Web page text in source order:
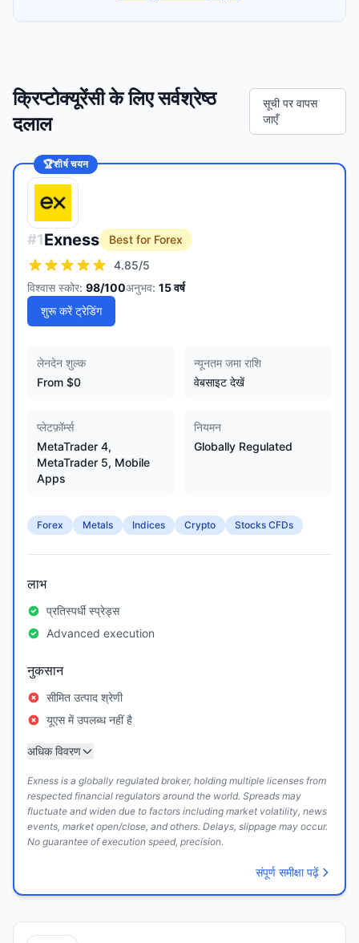
क्रिप्टोक्यूरेंसी के लिए सर्वश्रेष्ठ
दलाल
सूची पर वापस
जाएँ
🏆शीर्ष चयन
#1Exness
Best for Forex
4.85/5
विश्वास स्कोर: 98/100अनुभव: 15वर्ष
शुरू करें ट्रेडिंग
लेनदेन शुल्क
From $0
न्यूनतम जमा राशि
वेबसाइट देखें
प्लेटफ़ॉर्म्स
MetaTrader 4,
MetaTrader 5, Mobile
Apps
नियमन
Globally Regulated
Forex Metals Indices Crypto Stocks CFDs
लाभ
प्रतिस्पर्धी स्प्रेड्स
Advanced execution
नुकसान
सीमित उत्पाद श्रेणी
यूएस में उपलब्ध नहीं है
अधिक विवरण
Exness is a globally regulated broker, holding multiple licenses from
respected financial regulators around the world. Spreads may
fluctuate and widen due to factors including market volatility, news
events, market open/close, and others. Delays, slippage may occur.
No guarantee of execution speed, precision.
संपूर्ण समीक्षा पढ़ें